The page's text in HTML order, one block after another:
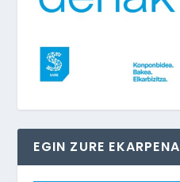
EGIN ZURE EKARPENA